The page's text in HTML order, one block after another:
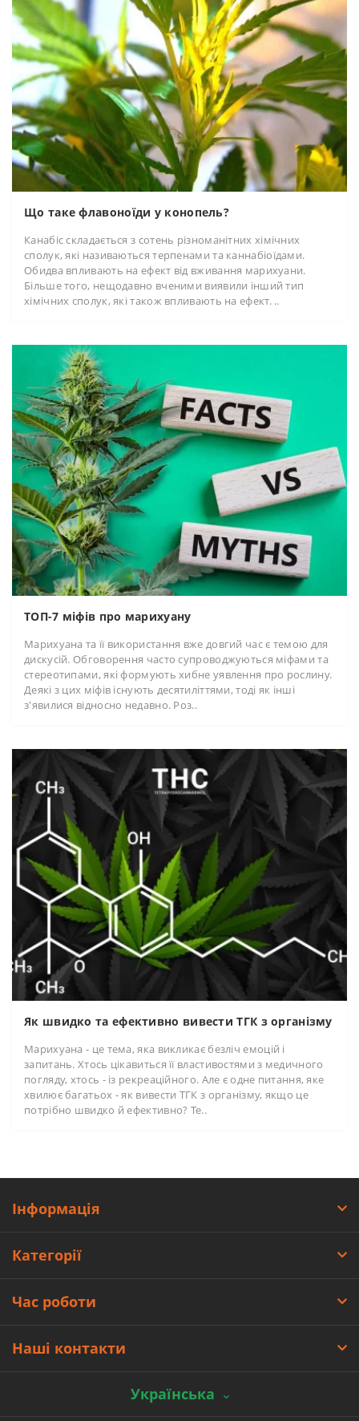
Що таке флавоноїди у конопель?
Канабіс складається з сотень різноманітних хімічних
сполук, які називаються терпенами та каннабіоїдами.
Обидва впливають на ефект від вживання марихуани.
Більше того, нещодавно вченими виявили інший тип
хімічних сполук, які також впливають на ефект. ..
ТОП-7 міфів про марихуану
Марихуана та її використання вже довгий час є темою для
дискусій. Обговорення часто супроводжуються міфами та
стереотипами, які формують хибне уявлення про рослину.
Деякі з цих міфів існують десятиліттями, тоді як інші
з'явилися відносно недавно. Роз..
Як швидко та ефективно вивести ТГК з організму
Марихуана - це тема, яка викликає безліч емоцій і
запитань. Хтось цікавиться її властивостями з медичного
погляду, хтось - із рекреаційного. Але є одне питання, яке
хвилює багатьох - як вивести ТГК з організму, якщо це
потрібно швидко й ефективно? Те..
Інформація
Категорії
Час роботи
Наші контакти
Українська